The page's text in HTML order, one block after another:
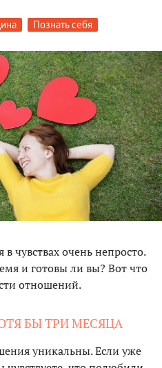
Познать себя
чувствах очень непросто.
и готовы ли вы? Вот что
отношений.
БЫ ТРИ МЕСЯЦА
уникальны. Если уже